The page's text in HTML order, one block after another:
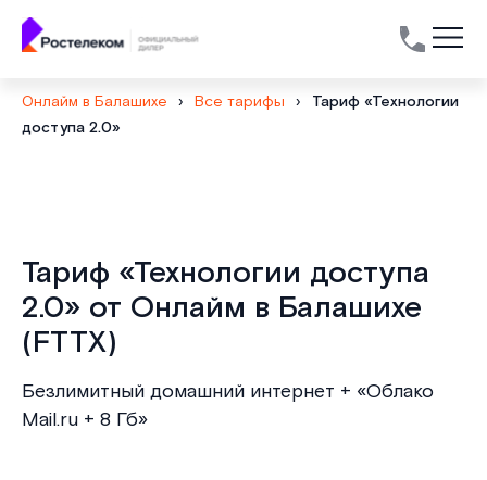
Онлайм в Балашихе › Все тарифы ›
Тариф «Технологии
доступа 2.0»
Тариф «Технологии доступа
2.0» от Онлайм в Балашихе
(FTTX)
Безлимитный домашний интернет + «Облако
Mail.ru + 8 Гб»